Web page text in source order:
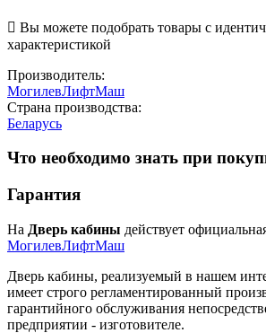
 Вы можете подобрать товары с
характеристикой
Производитель:
МогилевЛифтМаш
Страна производства:
Беларусь
Что необходимо знать при
Гарантия
На Дверь кабины действует
МогилевЛифтМаш
Дверь кабины, реализуемый в нашем
имеет строго регламентированный
гарантийного обслуживания
предприятии - изготовителе.